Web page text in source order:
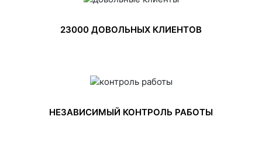
23000 ДОВОЛЬНЫХ КЛИЕНТОВ
НЕЗАВИСИМЫЙ КОНТРОЛЬ РАБОТЫ